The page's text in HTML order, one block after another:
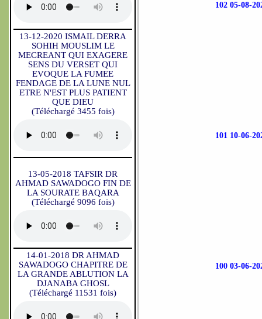
13-12-2020 ISMAIL DERRA
SOHIH MOUSLIM LE
MECREANT QUI EXAGERE
SENS DU VERSET QUI
EVOQUE LA FUMEE
FENDAGE DE LA LUNE NUL
ETRE N'EST PLUS PATIENT
QUE DIEU
(Téléchargé 3455 fois)
13-05-2018 TAFSIR DR
AHMAD SAWADOGO FIN DE
LA SOURATE BAQARA
(Téléchargé 9096 fois)
14-01-2018 DR AHMAD
SAWADOGO CHAPITRE DE
LA GRANDE ABLUTION LA
DJANABA GHOSL
(Téléchargé 11531 fois)
102 05-08-
101 10-06-
100 03-06-